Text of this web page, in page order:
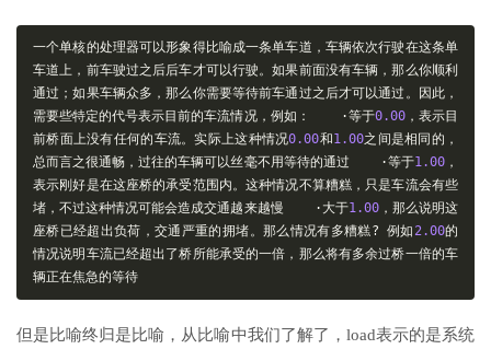
一个单核的处理器可以形象得比喻成一条单车道，车辆依次行驶在这条单
车道上，前车驶过之后后车才可以行驶。如果前面没有车辆，那么你顺利
通过；如果车辆众多，那么你需要等待前车通过之后才可以通过。因此，
需要些特定的代号表示目前的车流情况，例如：
·等于0.00，表示目
前桥面上没有任何的车流。实际上这种情况0.00和1.00之间是相同的，
总而言之很通畅，过往的车辆可以丝毫不用等待的通过
·等于1.00，
表示刚好是在这座桥的承受范围内。这种情况不算糟糕，只是车流会有些
堵，不过这种情况可能会造成交通越来越慢
·大于1.00，那么说明这
座桥已经超出负荷，交通严重的拥堵。那么情况有多糟糕? 例如 2.00的
情况说明车流已经超出了桥所能承受的一倍，那么将有多余过桥一倍的车
辆正在焦急的等待
但是比喻终归是比喻，从比喻中我们了解了，load表示的是系统